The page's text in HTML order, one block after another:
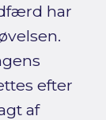
har
efter
af